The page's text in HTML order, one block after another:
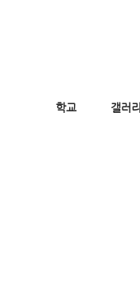
학교 갤러리